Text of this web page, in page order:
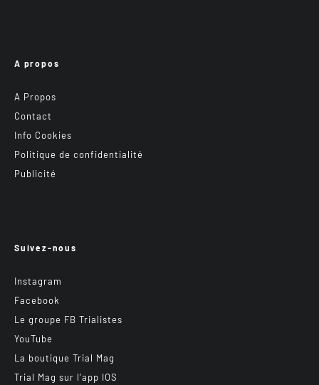
A propos
A Propos
Contact
Info Cookies
Politique de confidentialité
Publicité
Suivez-nous
Instagram
Facebook
Le groupe FB Trialistes
YouTube
La boutique Trial Mag
Trial Mag sur l’app IOS